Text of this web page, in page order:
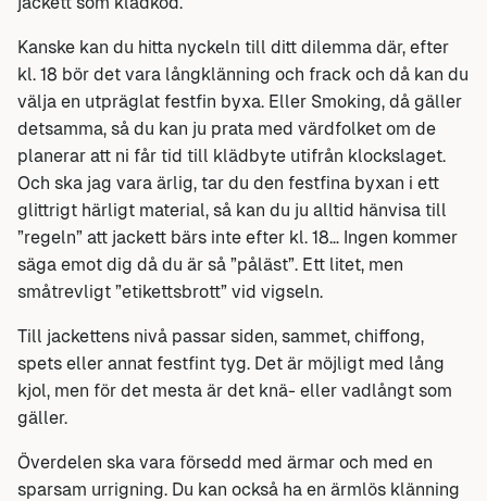
Kanske kan du hitta nyckeln till ditt dilemma där, efter
kl. 18 bör det vara långklänning och frack och då kan du
välja en utpräglat festfin byxa. Eller Smoking, då gäller
detsamma, så du kan ju prata med värdfolket om de
planerar att ni får tid till klädbyte utifrån klockslaget.
Och ska jag vara ärlig, tar du den festfina byxan i ett
glittrigt härligt material, så kan du ju alltid hänvisa till
”regeln” att jackett bärs inte efter kl. 18… Ingen kommer
säga emot dig då du är så ”påläst”. Ett litet, men
småtrevligt ”etikettsbrott” vid vigseln.
Till jackettens nivå passar siden, sammet, chiffong,
spets eller annat festfint tyg. Det är möjligt med lång
kjol, men för det mesta är det knä- eller vadlångt som
gäller.
Överdelen ska vara försedd med ärmar och med en
sparsam urrigning. Du kan också ha en ärmlös klänning